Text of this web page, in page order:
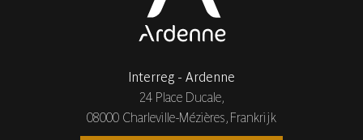
Interreg - Ardenne
24 Place Ducale,
08000 Charleville-Mézières, Frankrijk